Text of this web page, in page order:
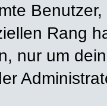
Rang
nur um